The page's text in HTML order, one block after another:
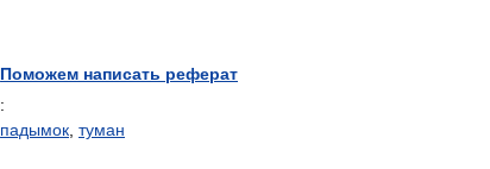
Поможем написать реферат
:
падымок туман